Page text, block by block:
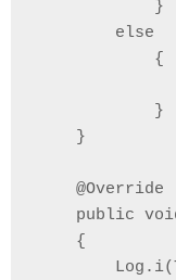
            }
        else
            {
            }
    }
    @Override
public
    {